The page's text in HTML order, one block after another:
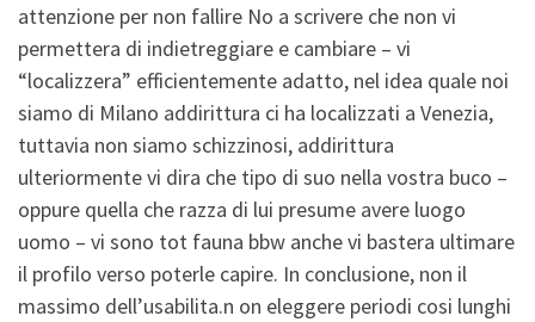
attenzione per non fallire No a scrivere che non vi
permettera di indietreggiare e cambiare – vi
“localizzera” efficientemente adatto, nel idea quale noi
siamo di Milano addirittura ci ha localizzati a Venezia,
tuttavia non siamo schizzinosi, addirittura
ulteriormente vi dira che tipo di suo nella vostra buco –
oppure quella che razza di lui presume avere luogo
uomo – vi sono tot fauna bbw anche vi bastera ultimare
il profilo verso poterle capire. In conclusione, non il
massimo dell’usabilita.n on eleggere periodi cosi lunghi